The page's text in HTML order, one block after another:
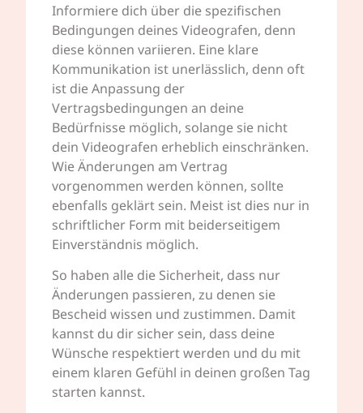
Informiere dich über die spezifischen
Bedingungen deines Videografen, denn
diese können variieren. Eine klare
Kommunikation ist unerlässlich, denn oft
ist die Anpassung der
Vertragsbedingungen an deine
Bedürfnisse möglich, solange sie nicht
dein Videografen erheblich einschränken.
Wie Änderungen am Vertrag
vorgenommen werden können, sollte
ebenfalls geklärt sein. Meist ist dies nur in
schriftlicher Form mit beiderseitigem
Einverständnis möglich.
So haben alle die Sicherheit, dass nur
Änderungen passieren, zu denen sie
Bescheid wissen und zustimmen. Damit
kannst du dir sicher sein, dass deine
Wünsche respektiert werden und du mit
einem klaren Gefühl in deinen großen Tag
starten kannst.